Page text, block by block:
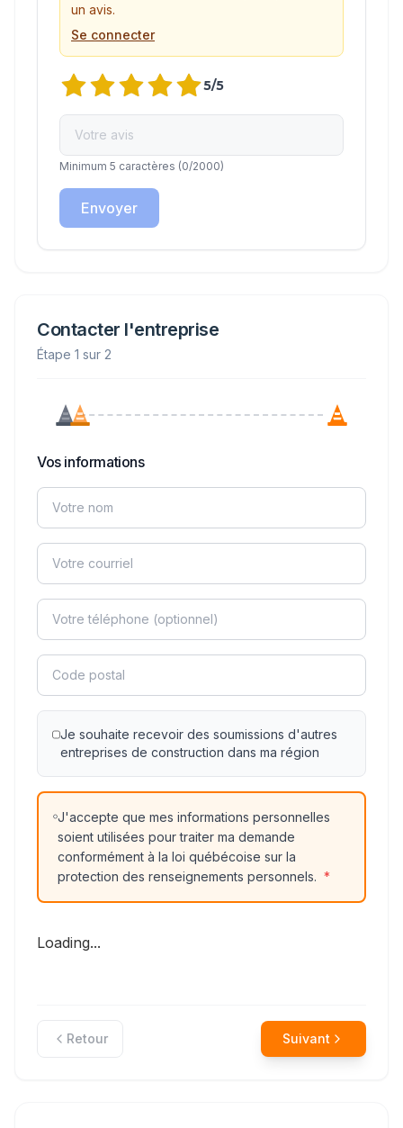
un avis.
Se connecter
5/5
Minimum 5 caractères (0/2000)
Envoyer
Contacter l'entreprise
Étape 1 sur 2
Vos informations
Je souhaite recevoir des soumissions d'autres
entreprises de construction dans ma région
J'accepte que mes informations personnelles
soient utilisées pour traiter ma demande
conformément à la loi québécoise sur la
protection des renseignements personnels. *
Loading...
Retour Suivant